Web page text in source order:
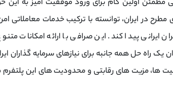
مطمئن اولین گام برای ورود موفقیت ‌آمیز به این
مطرح در ایران، توانسته با ترکیب خدمات معاملاتی
ایرانی پیدا کند. این صرافی با ارائه امکانات
یک راه ‌حل همه‌ جانبه برای نیازهای سرمایه‌ گذاران
‌ها، مزیت ‌های رقابتی و محدودیت ‌های این